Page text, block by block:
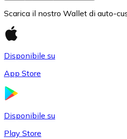
Scarica il nostro Wallet di auto-
Disponibile su
App Store
Disponibile su
Play Store